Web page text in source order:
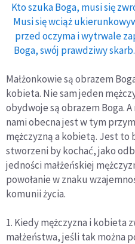
Kto szuka Boga, musi się
Musi się wciąż
przed oczyma i wytrwale
Boga, swój prawdziwy
Małżonkowie są obrazem
kobieta. Nie sam jeden
obydwoje są obrazem Boga.
nami obecna jest w tym
mężczyzną a kobietą. Jest to
stworzeni by kochać, jako
jedności małżeńskiej
powołanie w znaku
komunii życia.
1. Kiedy mężczyzna i kobieta
małżeństwa, jeśli tak można